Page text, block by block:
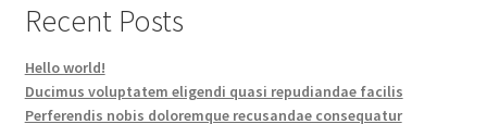
Recent Posts
Hello world!
Ducimus voluptatem eligendi quasi repudiandae facilis
Perferendis nobis doloremque recusandae consequatur